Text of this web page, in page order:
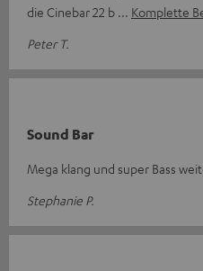
die Cinebar 22 b
Komplette
Peter T.
Sound Bar
Mega klang und super Bass
Stephanie P.